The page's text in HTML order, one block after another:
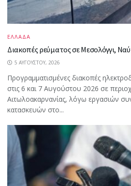
ΕΛΛΑΔΑ
Διακοπές ρεύματος σε Μεσολόγγι,
5 ΑΥΓΟΎΣΤΟΥ, 2026
Προγραμματισμένες διακοπές
στις 6 και 7 Αυγούστου 2026 σε
Αιτωλοακαρνανίας, λόγω εργασιών
κατασκευών στο...